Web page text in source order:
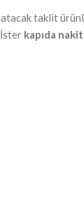
taklit
kapıda nakit